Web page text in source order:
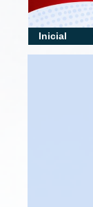
Inicial